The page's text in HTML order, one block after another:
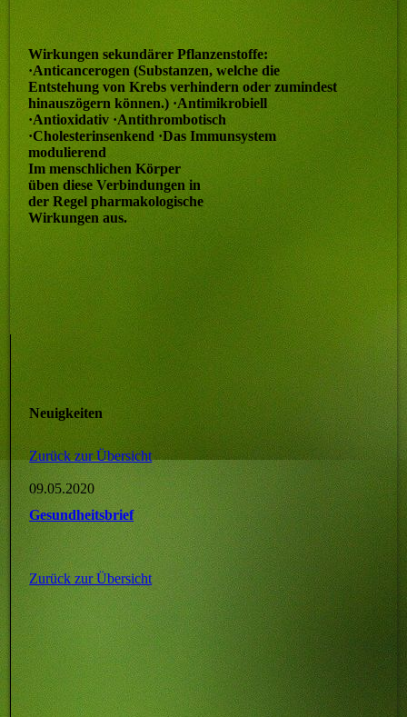
Wirkungen sekundärer Pflanzenstoffe:
·Anticancerogen (Substanzen, welche die
Entstehung von Krebs verhindern oder zumindest
hinauszögern können.) ·Antimikrobiell
·Antioxidativ ·Antithrombotisch
·Cholesterinsenkend ·Das Immunsystem
modulierend
Im menschlichen Körper
üben diese Verbindungen in
der Regel pharmakologische
Wirkungen aus.
Neuigkeiten
Zurück zur Übersicht
09.05.2020
Gesundheitsbrief
Zurück zur Übersicht